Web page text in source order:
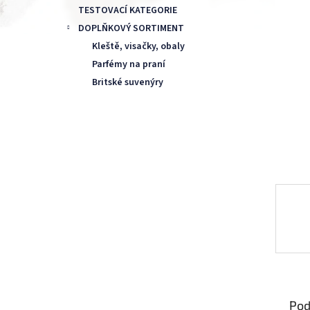
TESTOVACÍ KATEGORIE
DOPLŇKOVÝ SORTIMENT
Kleště, visačky, obaly
Parfémy na praní
Britské suvenýry